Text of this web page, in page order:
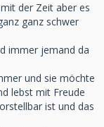
der Zeit aber es
ganz schwer
immer jemand da
und sie möchte
lebst mit Freude
ist und das